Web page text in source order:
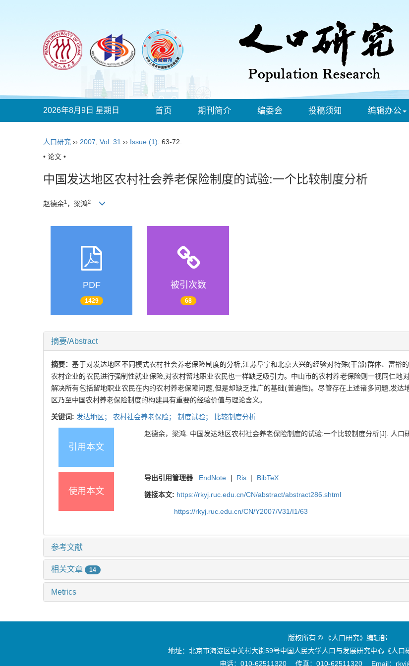
2026年8月9日 星期日 首页 期刊简介 编委会 投稿须知 编辑办公
人口研究 ›› 2007 Vol. 31 ›› Issue (1): 63-72.
• 论文 •
中国发达地区农村社会养老保险制度的试验:一个比较制度分析
赵德余1 ，梁鸿2
PDF
1429
被引次数
68
摘要/Abstract
摘要：基于对发达地区不同模式农村社会养老保险制度的分析,江苏阜宁和北京大兴的经验对特殊(干部)群体、富裕
农村企业的农民进行强制性就业保险,对农村留地职业农民也一样缺乏吸引力。中山市的农村养老保险则一视同仁地
解决所有包括留地职业农民在内的农村养老保障问题,但是却缺乏推广的基础(普遍性)。尽管存在上述诸多问题,发达
区乃至中国农村养老保险制度的构建具有重要的经验价值与理论含义。
关键词: 发达地区； 农村社会养老保险； 制度试验； 比较制度分析
引用本文
赵德余，梁鸿. 中国发达地区农村社会养老保险制度的试验:一个比较制度分析[J]. 人口
使用本文
导出引用管理器 EndNote | Ris | BibTeX
链接本文: https://rkyj.ruc.edu.cn/CN/abstract/abstract286.shtml
https://rkyj.ruc.edu.cn/CN/Y2007/V31/I1/63
参考文献
相关文章 14
Metrics
版权所有 © 《人口研究》编辑部
地址：北京市海淀区中关村大街59号中国人民大学人口与发展研究中心《人
电话：010-62511320 传真：010-62511320 Email：